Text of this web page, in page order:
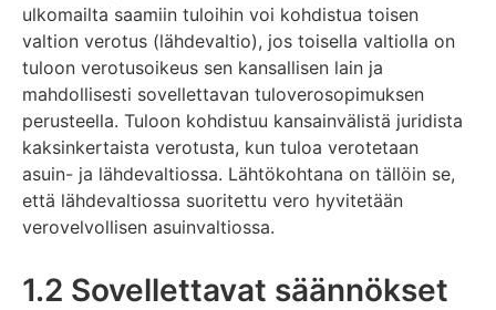
ulkomailta saamiin tuloihin voi kohdistua toisen
valtion verotus (lähdevaltio), jos toisella valtiolla on
tuloon verotusoikeus sen kansallisen lain ja
mahdollisesti sovellettavan tuloverosopimuksen
perusteella. Tuloon kohdistuu kansainvälistä juridista
kaksinkertaista verotusta, kun tuloa verotetaan
asuin- ja lähdevaltiossa. Lähtökohtana on tällöin se,
että lähdevaltiossa suoritettu vero hyvitetään
verovelvollisen asuinvaltiossa.
1.2 Sovellettavat säännökset